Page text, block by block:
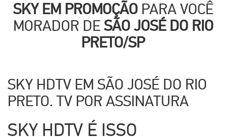
SKY EM PROMOÇÃOPARA VOCÊ
MORADOR DE SÃO JOSÉ DO RIO
PRETO/SP
SKY HDTV EM SÃO JOSÉ DO RIO
PRETO. TV POR ASSINATURA
SKY HDTV É ISSO